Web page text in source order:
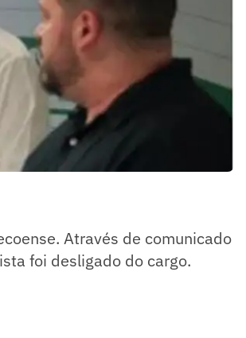
Através de comunicado
foi desligado do cargo.